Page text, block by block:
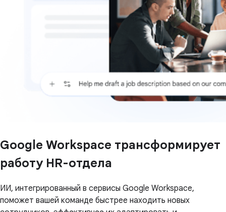
Google Workspace трансформирует
работу HR-отдела
ИИ, интегрированный в сервисы Google Workspace,
поможет вашей команде быстрее находить новых